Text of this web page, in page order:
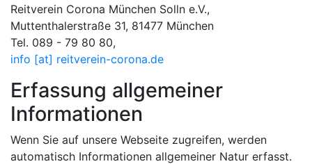
Reitverein Corona München Solln e.V.,
Muttenthalerstraße 31, 81477 München
Tel. 089 - 79 80 80,
info [at] reitverein-corona.de
Erfassung allgemeiner
Informationen
Wenn Sie auf unsere Webseite zugreifen, werden
automatisch Informationen allgemeiner Natur erfasst.